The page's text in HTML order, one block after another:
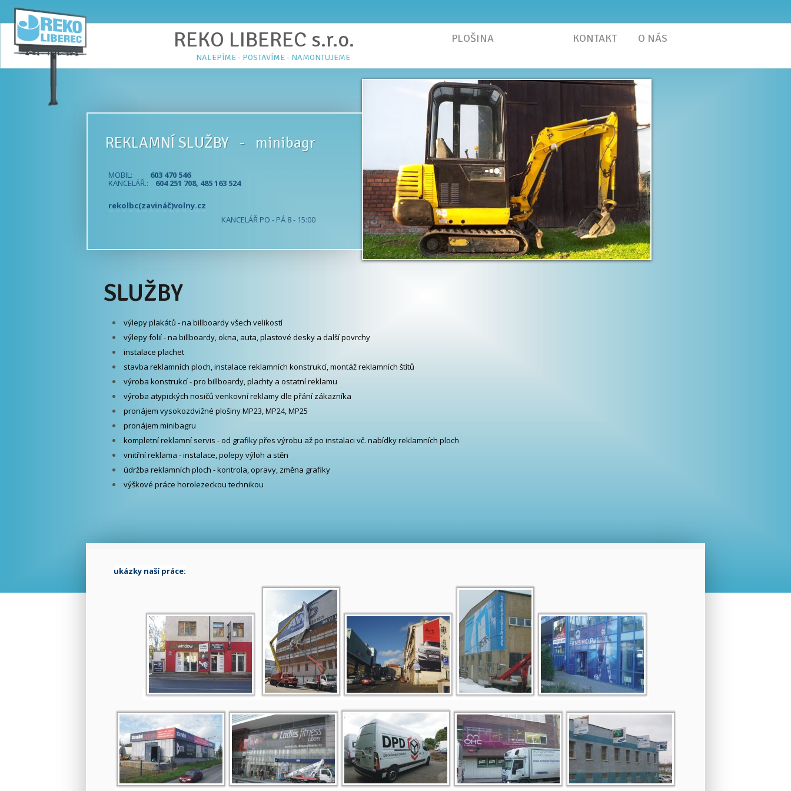
REKO LIBEREC s.r.o.
NALEPÍME - POSTAVÍME - NAMONTUJEME
PLOŠINA KONTAKT O NÁS
REKLAMNÍ SLUŽBY - minibagr
MOBIL: 603 470 546
KANCELÁŘ.: 604 251 708, 485 163 524
rekolbc(zavináč)volny.cz
KANCELÁŘ PO - PÁ 8 - 15:00
SLUŽBY
výlepy plakátů - na billboardy všech velikostí
výlepy folií - na billboardy, okna, auta, plastové desky a další povrchy
instalace plachet
stavba reklamních ploch, instalace reklamních konstrukcí, montáž reklamních štítů
výroba konstrukcí - pro billboardy, plachty a ostatní reklamu
výroba atypických nosičů venkovní reklamy dle přání zákazníka
pronájem vysokozdvižné plošiny MP23, MP24, MP25
pronájem minibagru
kompletní reklamní servis - od grafiky přes výrobu až po instalaci vč. nabídky reklamních ploch
vnitřní reklama - instalace, polepy výloh a stěn
údržba reklamních ploch - kontrola, opravy, změna grafiky
výškové práce horolezeckou technikou
ukázky naší práce: